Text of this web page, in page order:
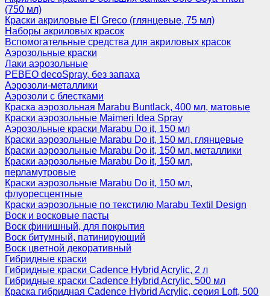
(750 мл)
Краски акриловые El Greco (глянцевые, 75 мл)
Наборы акриловых красок
Вспомогательные средства для акриловых красок
Аэрозольные краски
Лаки аэрозольные
PEBEO decoSpray, без запаха
Аэрозоли-металлики
Аэрозоли с блестками
Краска аэрозольная Marabu Buntlack, 400 мл, матовые
Краски аэрозольные Maimeri Idea Spray
Аэрозольные краски Marabu Do it, 150 мл
Краски аэрозольные Marabu Do it, 150 мл, глянцевые
Краски аэрозольные Marabu Do it, 150 мл, металлики
Краски аэрозольные Marabu Do it, 150 мл,
перламутровые
Краски аэрозольные Marabu Do it, 150 мл,
флуоресцентные
Краски аэрозольные по текстилю Marabu Textil Design
Воск и восковые пасты
Воск финишный, для покрытия
Воск битумный, патинирующий
Воск цветной декоративный
Гибридные краски
Гибридные краски Cadence Hybrid Acrylic, 2 л
Гибридные краски Cadence Hybrid Acrylic, 500 мл
Краска гибридная Cadence Hybrid Acrylic, серия Loft, 500